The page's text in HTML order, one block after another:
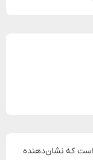
است که نشان‌دهنده